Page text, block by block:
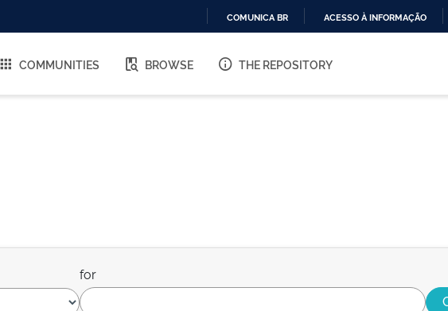
O
COMUNICA BR ACESSO À INFORMAÇÃO
COMMUNITIES BROWSE THE REPOSITORY
for